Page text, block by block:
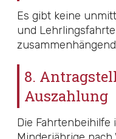
Es gibt keine
und
8.
Auszahlung
Die